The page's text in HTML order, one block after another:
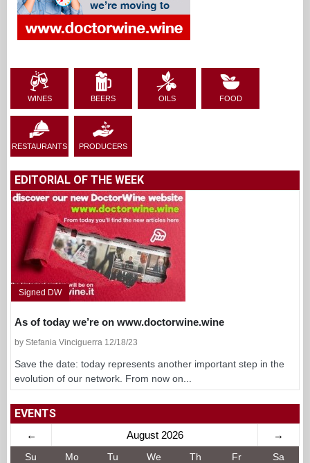
WINES BEERS OILS FOOD
RESTAURANTS PRODUCERS
EDITORIAL OF THE WEEK
Signed DW
As of today we’re on www.doctorwine.wine
by Stefania Vinciguerra 12/18/23
Save the date: today represents another important step in the
evolution of our network. From now on...
EVENTS
← August 2026 →
Su Mo Tu We Th Fr Sa